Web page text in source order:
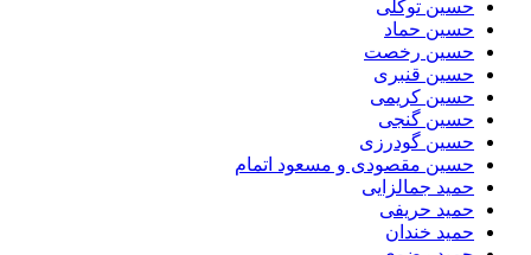
حسین توکلی
حسین حماد
حسین رخصت
حسین قنبری
حسین کریمی
حسین گنجی
حسین گودرزی
حسین مقصودی و مسعود اتمام
حمید جمالزایی
حمید حریفی
حمید خندان